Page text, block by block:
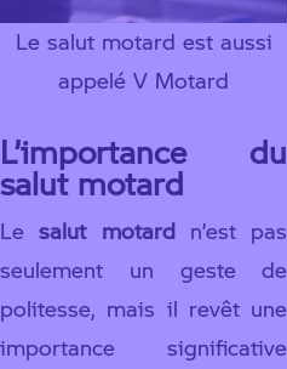
Le salut motard est aussi
appelé V Motard
L’importance du
salut motard
Lesalut motardn’est pas
seulement un geste de
politesse, mais il revêt une
importance significative